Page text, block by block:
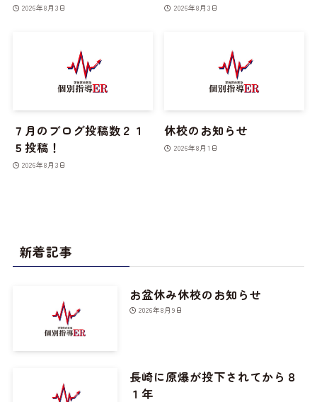
2026年8月3日 2026年8月3日
７月のブログ投稿数２１
５投稿！
2026年8月3日
休校のお知らせ
2026年8月1日
新着記事
お盆休み休校のお知らせ
2026年8月9日
長崎に原爆が投下されてから８
１年